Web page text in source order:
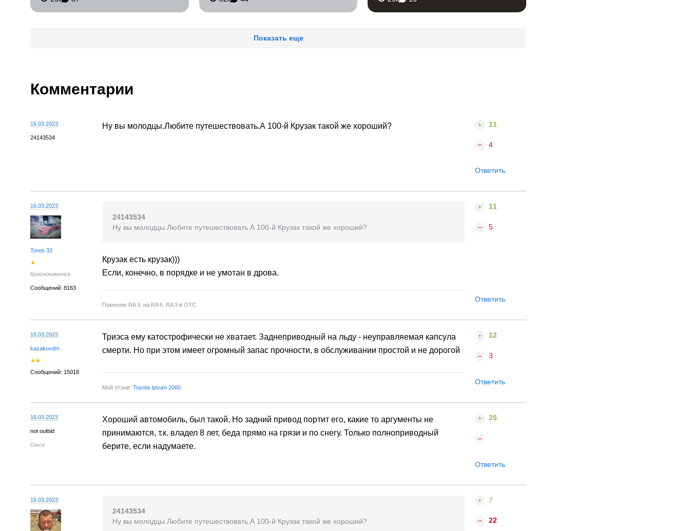
Показать еще
Комментарии
16.03.2023
24143534
Ну вы молодцы.Любите путешествовать.А 100-й Крузак такой же хороший? 11
4
Ответить
16.03.2023
Tores 33
Краснокаменск
Сообщений: 8163
24143534
Ну вы молодцы.Любите путешествовать.А 100-й Крузак такой же хороший?
Крузак есть крузак)))
Если, конечно, в порядке и не умотан в дрова.
Поменяю RA 3, на RA 6. RA 3 в ОТС.
11
5
Ответить
16.03.2023
kazakovdm
Сообщений: 15018
Триэса ему катострофически не хватает. Заднеприводный на льду - неуправляемая капсула
смерти. Но при этом имеет огромный запас прочности, в обслуживании простой и не дорогой
Мой отзыв: Toyota Ipsum 2000
12
3
Ответить
16.03.2023
not outbid
Омск
Хороший автомобиль, был такой. Но задний привод портит его, какие то аргументы не
принимаются, т.к. владел 8 лет, беда прямо на грязи и по снегу. Только полноприводный
берите, если надумаете.
25
Ответить
16.03.2023
24143534
Ну вы молодцы.Любите путешествовать.А 100-й Крузак такой же хороший?
7
22